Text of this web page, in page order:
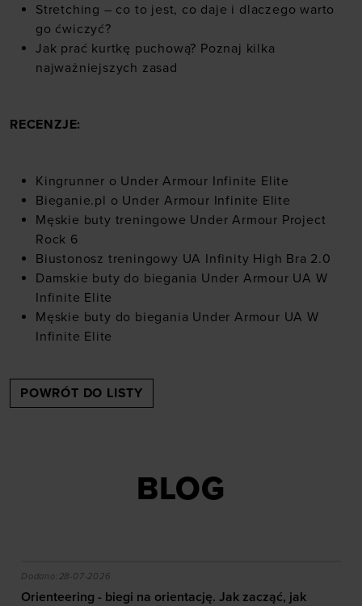
osobowe w celu kierowania dopasowanych reklam
internetowych i usprawniania sposobu ich
wyświetlania, przeprowadzania badań analitycznych,
dopasowywania treści oraz udoskonalania rozwiązań
znajdziesz w naszej
Stretching – co to jest, co daje i dlaczego warto
go ćwiczyć?
Jak prać kurtkę puchową? Poznaj kilka
najważniejszych zasad
RECENZJE:
Kingrunner o Under Armour Infinite Elite
Bieganie.pl o Under Armour Infinite Elite
Męskie buty treningowe Under Armour Project
Rock 6
Biustonosz treningowy UA Infinity High Bra 2.0
Damskie buty do biegania Under Armour UA W
Infinite Elite
Męskie buty do biegania Under Armour UA W
Infinite Elite
POWRÓT DO LISTY
BLOG
efekty daje trening?
Orienteering - biegi na orientację. Jak zacząć, jak
Dodano:28-07-2026
Orienteering - biegi na orientację. Jak zacząć, jak